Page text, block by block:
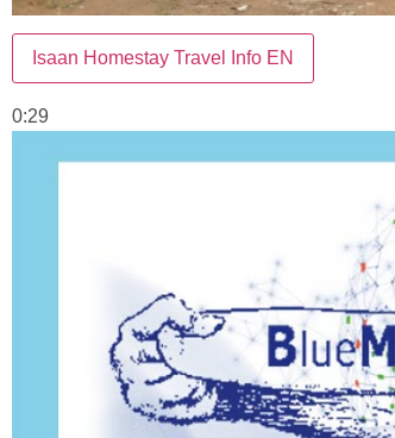
Isaan Homestay Travel Info EN
0:29